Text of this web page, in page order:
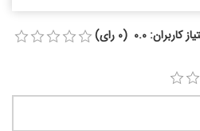
0.0 (0 رای)